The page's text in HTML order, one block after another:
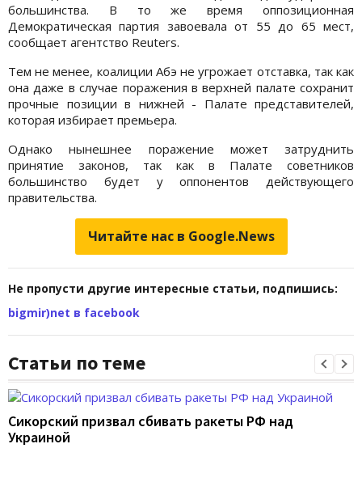
большинства. В то же время оппозиционная
Демократическая партия завоевала от 55 до 65 мест,
сообщает агентство Reuters.
Тем не менее, коалиции Абэ не угрожает отставка, так как
она даже в случае поражения в верхней палате сохранит
прочные позиции в нижней - Палате представителей,
которая избирает премьера.
Однако нынешнее поражение может затруднить
принятие законов, так как в Палате советников
большинство будет у оппонентов действующего
правительства.
Читайте нас в Google.News
Не пропусти другие интересные статьи, подпишись:
bigmir)net в facebook
Статьи по теме
Сикорский призвал сбивать ракеты РФ над
Украиной